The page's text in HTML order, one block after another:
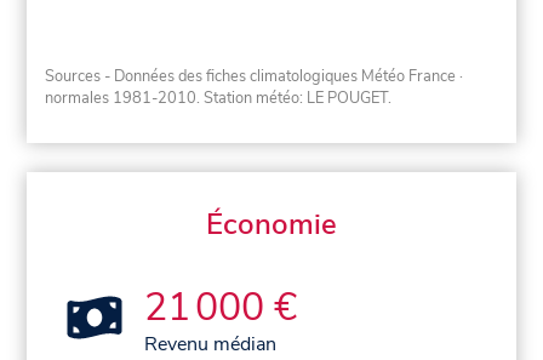
Sources - Données des fiches climatologiques Météo France ·
normales 1981-2010. Station météo: LE POUGET.
Économie
21 000 €
Revenu médian